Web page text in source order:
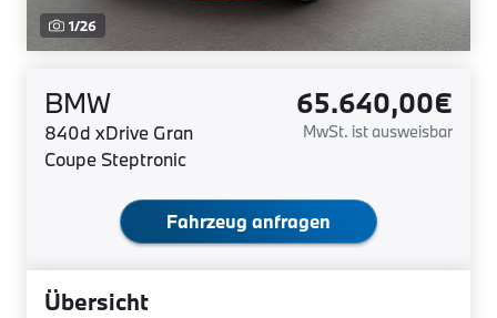
1/26
BMW
840d xDrive Gran
Coupe Steptronic
65.640,00€
MwSt. ist ausweisbar
Fahrzeug anfragen
Übersicht